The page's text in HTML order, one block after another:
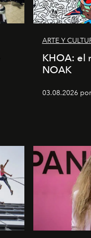
ARTE Y
KHOA: el
NOAK
03.08.2026